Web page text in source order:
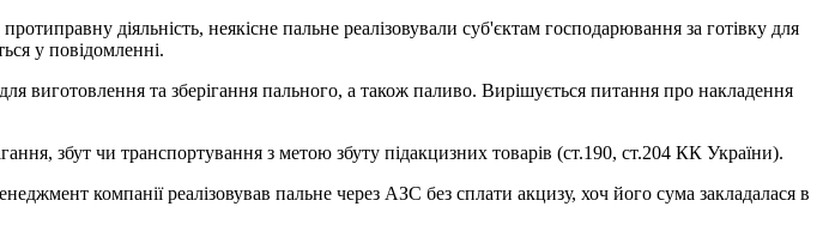
діяльність, неякісне пальне реалізовували суб'єктам господарювання за готівку для
у повідомленні.
виготовлення та зберігання пального, а також паливо. Вирішується питання про накладення
збут чи транспортування з метою збуту підакцизних товарів (ст.190, ст.204 КК України).
компанії реалізовував пальне через АЗС без сплати акцизу, хоч його сума закладалася в